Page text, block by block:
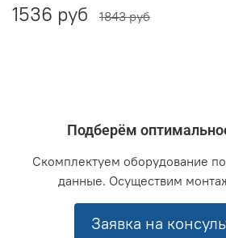
1536 руб 1843 руб
Подберём
Скомплектуем оборудование
данные. Осуществим
Заявка на